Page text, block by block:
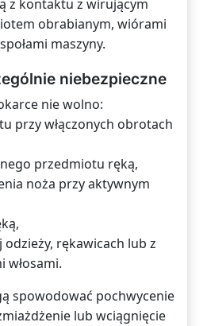
z kontaktu z wirującym
obrabianym, wiórami
maszyny.
niebezpieczne
nie wolno:
przy włączonych obrotach
przedmiotu ręką,
noża przy aktywnym
rękawicach lub z
włosami.
spowodować pochwycenie
lub wciągnięcie